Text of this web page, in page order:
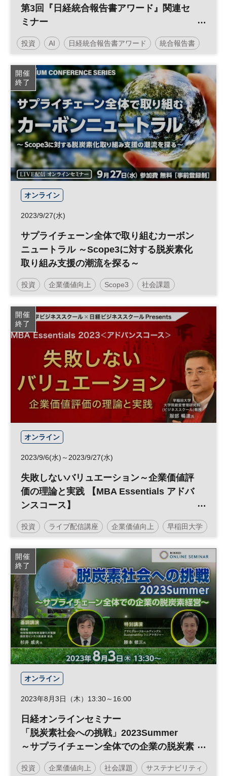
第3回『日経統合報告書アワード』関連セ
ミナー
『統合報告書 2.0時代へ』
投資 AI 日経統合報告書アワード 統合報告書
サステナビリティ 企業価値 アワード 人工知能
IR 参加無料
開催
終了
オンライン
2023/9/27(水)
サプライチェーン全体で取り組むカーボン
ニュートラル ～Scope3に対する脱炭素化
取り組み支援の潮流を探る～
投資 企業価値向上 Scope3 社会課題
サステナビリティ 企業価値 脱炭素
カーボンニュートラル ESG
経営戦略 再生可能エネルギー ESG投資
サプライチェーン
日経メッセプレミアム・カンファレンス・シリーズ
プレミアム・カンファレンス・シリーズ
開催
終了
オンライン
2023/9/6(水)～2023/9/27(水)
失敗しないバリュエーション～企業価値評
価の理論と実践 【MBA Essentials アドバ
ンスコース】
／早稲田大学ビジネススクール×日経ビジ
ネススクール
投資 ライブ配信講座 企業価値向上 早稲田大学
M&A 日経ビジネススクール
MBA
開催
終了
オンライン
2023年8月3日（木）13:30～16:00
日経オンラインセミナー
「脱炭素社会への挑戦」2023Summer
～サプライチェーン全体での企業の脱炭素
経営～
投資 企業価値向上 社会課題 サステナビリティ